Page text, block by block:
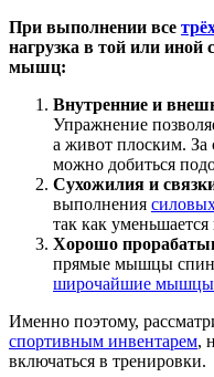
При выполнении все
нагрузка в той или иной
мышц:
Внутренние и
Упражнение
а живот плоским. За
можно добиться
Сухожилия и
выполнения
так как
Хорошо
прямые мышцы
широчайшие мышцы
Именно поэтому,
спортивным инвентарем,
включаться в тренировки.